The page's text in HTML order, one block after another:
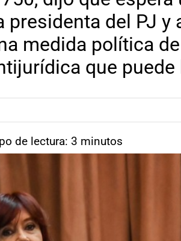
presidenta del PJ y
medida política
que puede
de lectura: 3 minutos